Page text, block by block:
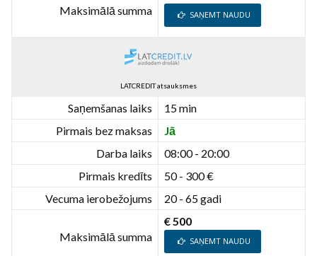
Maksimālā summa SAŅEMT NAUDU
LATCREDIT atsauksmes
Saņemšanas laiks
15 min
Pirmais bez maksas
Jā
Darba laiks
08:00 - 20:00
Pirmais kredīts
50 - 300 €
Vecuma ierobežojums
20 - 65 gadi
Maksimālā summa
€ 500
SAŅEMT NAUDU